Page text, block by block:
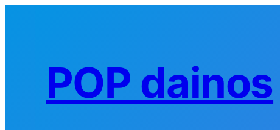
POP dainos